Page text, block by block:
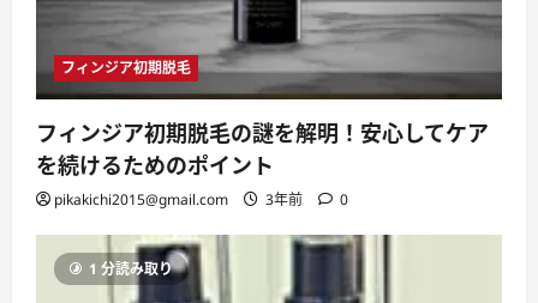
フィンジア初期脱毛
フィンジア初期脱毛の謎を解明！安心してケア
を続けるためのポイント
pikakichi2015@gmail.com 3年前 0
1 分読み取り